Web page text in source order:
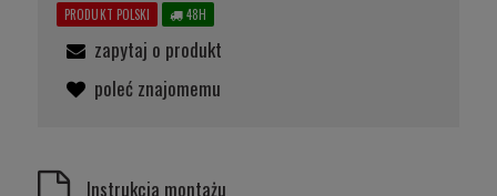
PRODUKT POLSKI 48H
zapytaj o produkt
poleć znajomemu
Instrukcja montażu